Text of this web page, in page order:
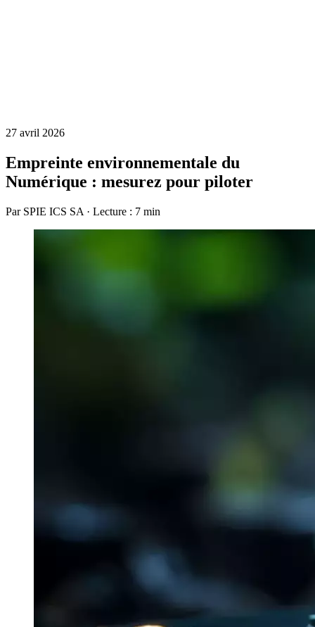
27 avril 2026
Empreinte environnementale du
Numérique : mesurez pour piloter
Par SPIE ICS SA · Lecture : 7 min